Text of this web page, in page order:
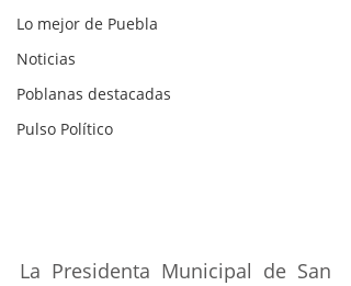
Lo mejor de Puebla
Noticias
Poblanas destacadas
Pulso Político
La Presidenta Municipal de San